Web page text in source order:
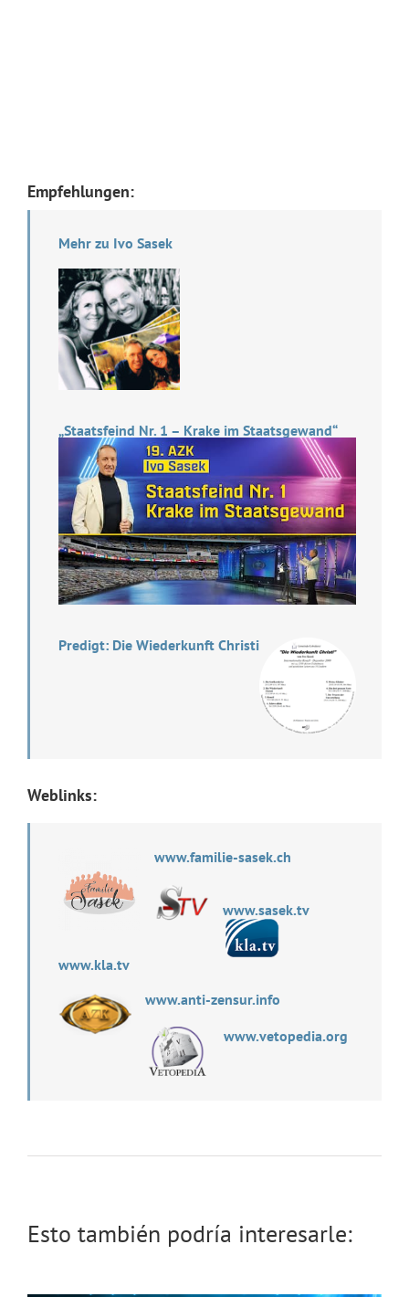
Empfehlungen:
Mehr zu Ivo Sasek
„Staatsfeind Nr. 1 – Krake im Staatsgewand“
Predigt: Die Wiederkunft Christi
Weblinks:
www.familie-sasek.ch
www.sasek.tv
www.kla.tv
www.anti-zensur.info
www.vetopedia.org
Esto también podría interesarle: